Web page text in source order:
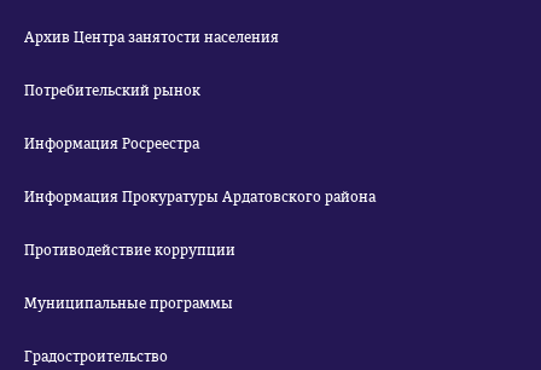
Архив Центра занятости населения
Потребительский рынок
Информация Росреестра
Информация Прокуратуры Ардатовского района
Противодействие коррупции
Муниципальные программы
Градостроительство